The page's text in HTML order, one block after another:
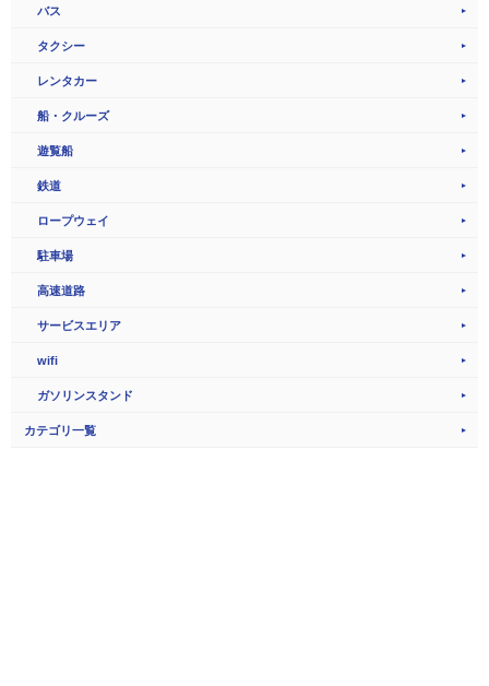
バス
タクシー
レンタカー
船・クルーズ
遊覧船
鉄道
ロープウェイ
駐車場
高速道路
サービスエリア
wifi
ガソリンスタンド
カテゴリ一覧